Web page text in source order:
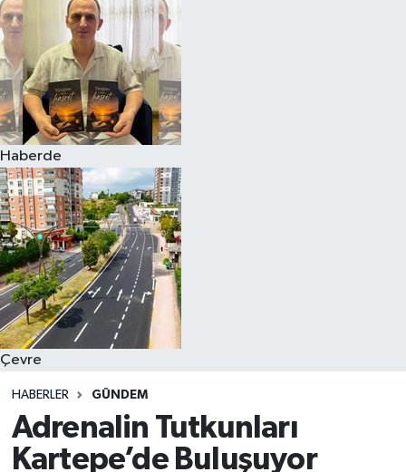
Haberde
Çevre
HABERLER GÜNDEM
Adrenalin Tutkunları
Kartepe’de Buluşuyor